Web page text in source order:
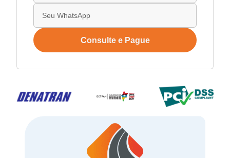
Consulte e Pague